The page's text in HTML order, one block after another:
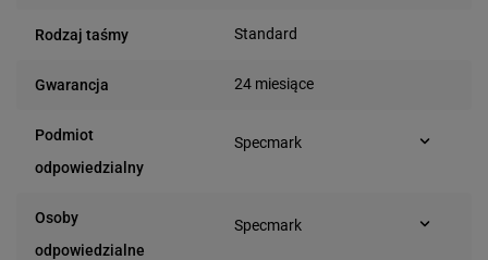
Rodzaj taśmy Standard
Gwarancja 24 miesiące
Podmiot
odpowiedzialny
Specmark
e-mail: gspr@ptmb.pl
Osoby
odpowiedzialne
Specmark